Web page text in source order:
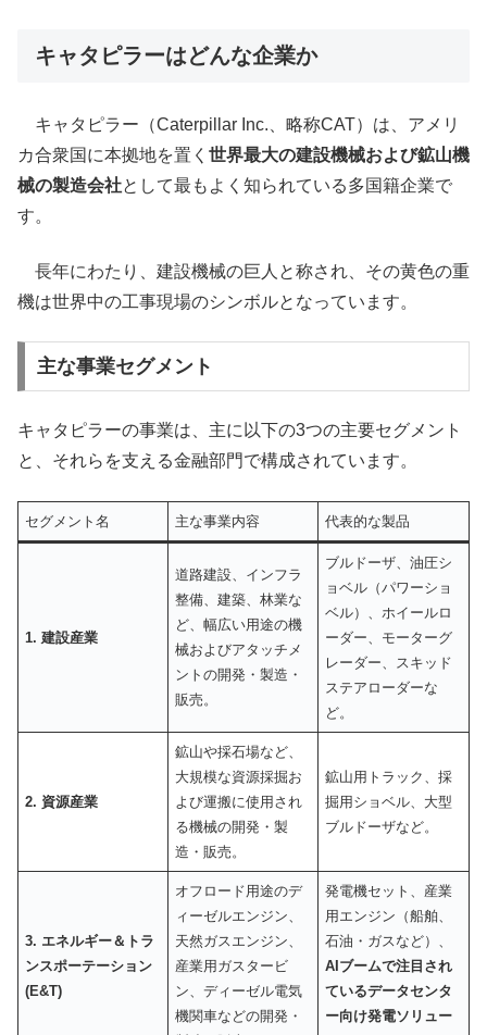
キャタピラーはどんな企業か
キャタピラー（Caterpillar Inc.、略称CAT）は、アメリ
カ合衆国に本拠地を置く 世界最大の建設機械および鉱山機
械の製造会社として最もよく知られている多国籍企業で
す。
長年にわたり、建設機械の巨人と称され、その黄色の重
機は世界中の工事現場のシンボルとなっています。
主な事業セグメント
キャタピラーの事業は、主に以下の3つの主要セグメント
と、それらを支える金融部門で構成されています。
セグメント名 主な事業内容 代表的な製品
1. 建設産業
道路建設、インフラ
整備、建築、林業な
ど、幅広い用途の機
械およびアタッチメ
ントの開発・製造・
販売。
ブルドーザ、油圧シ
ョベル（パワーショ
ベル）、ホイールロ
ーダー、モーターグ
レーダー、スキッド
ステアローダーな
ど。
2. 資源産業
鉱山や採石場など、
大規模な資源採掘お
よび運搬に使用され
る機械の開発・製
造・販売。
鉱山用トラック、採
掘用ショベル、大型
ブルドーザなど。
3. エネルギー＆トラ
ンスポーテーション
(E&T)
オフロード用途のデ
ィーゼルエンジン、
天然ガスエンジン、
産業用ガスタービ
ン、ディーゼル電気
機関車などの開発・
発電機セット、産業
用エンジン（船舶、
石油・ガスなど）、
AIブームで注目され
ているデータセンタ
ー向け発電ソリュー